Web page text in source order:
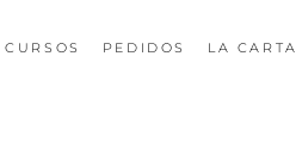
CURSOS PEDIDOS LA CARTA